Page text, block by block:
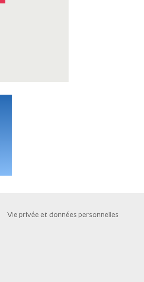
Vie privée et données personnelles